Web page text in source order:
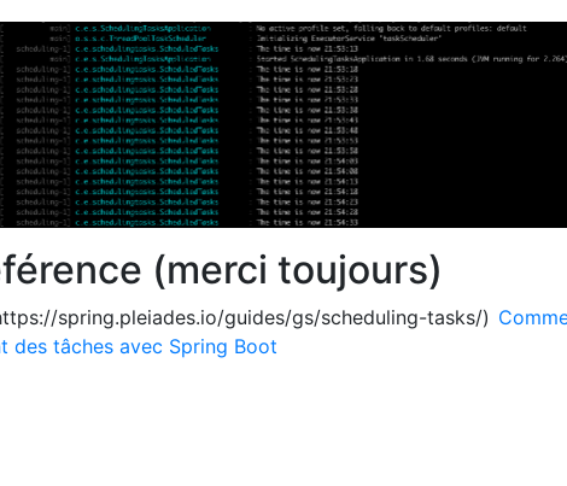
(merci toujours)
spring.pleiades.io/guides/gs/scheduling-tasks/)
des tâches avec Spring Boot